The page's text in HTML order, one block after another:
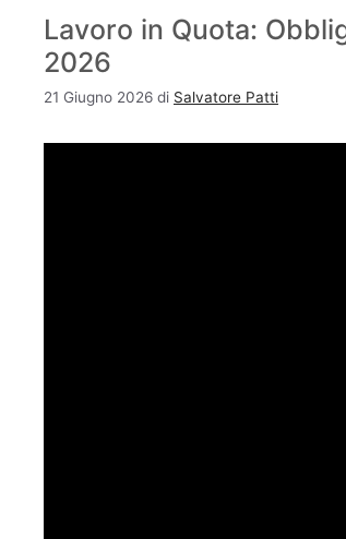
Lavoro in Quota:
2026
21 Giugno 2026 di Salvatore Patti